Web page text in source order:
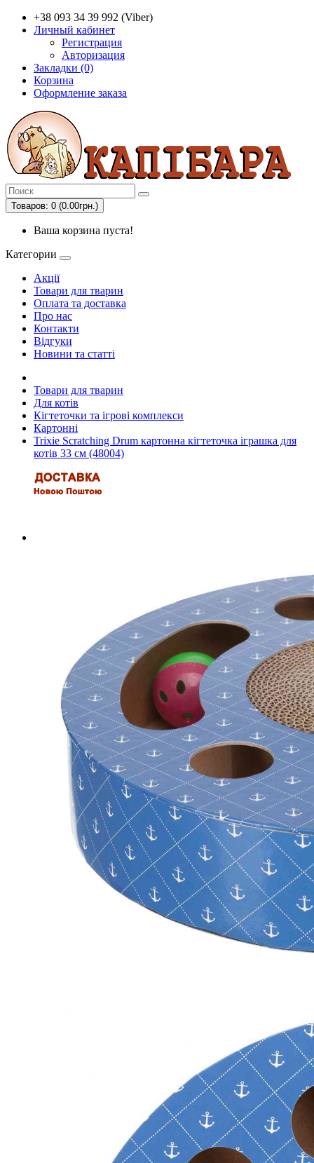
+38 093 34 39 992 (Viber)
Личный кабинет
Регистрация
Авторизация
Закладки (0)
Корзина
Оформление заказа
Товаров: 0 (0.00грн.)
Ваша корзина пуста!
Категории
Акції
Товари для тварин
Оплата та доставка
Про нас
Контакти
Відгуки
Новини та статті
Товари для тварин
Для котів
Кігтеточки та ігрові комплекси
Картонні
Trixie Scratching Drum картонна кігтеточка іграшка для
котів 33 см (48004)